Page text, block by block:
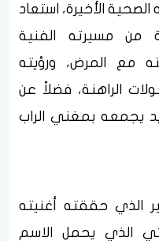
الأخيرة، استعاد
مسيرته الفنية
مع المرض، ورؤيته
الراهنة، فضلاً عن
يجمعه بمغني الراب
الذي حققته أغنيته
الذي يحمل الاسم